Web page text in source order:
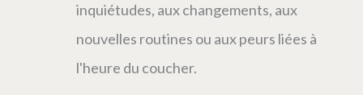
inquiétudes, aux changements, aux
nouvelles routines ou aux peurs liées à
l'heure du coucher.